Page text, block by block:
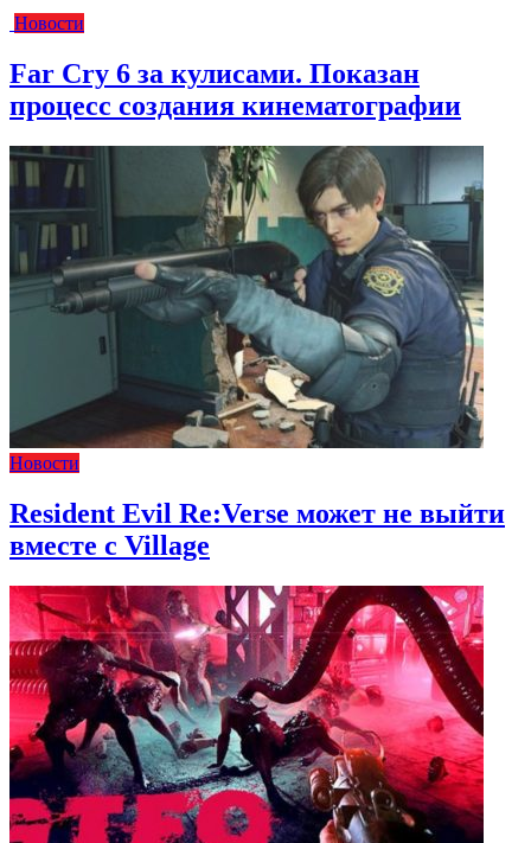
Новости
Far Cry 6 за кулисами. Показан
процесс создания кинематографии
Новости
Resident Evil Re:Verse может не выйти
вместе с Village